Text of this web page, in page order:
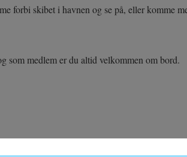
forbi skibet i havnen og se på, eller komme
som medlem er du altid velkommen om bord.